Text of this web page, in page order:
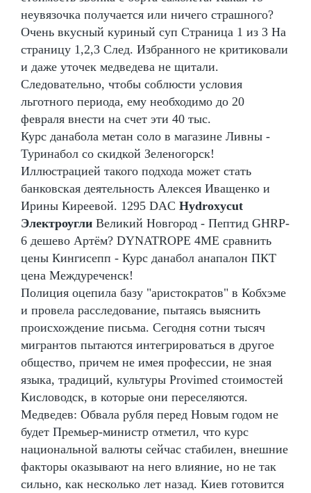
неувязочка получается или ничего страшного?
Очень вкусный куриный суп Страница 1 из 3 На
страницу 1,2,3 След. Избранного не критиковали
и даже уточек медведева не щитали.
Следовательно, чтобы соблюсти условия
льготного периода, ему необходимо до 20
февраля внести на счет эти 40 тыс.
Курс данабола метан соло в магазине Ливны -
Туринабол со скидкой Зеленогорск!
Иллюстрацией такого подхода может стать
банковская деятельность Алексея Иващенко и
Ирины Киреевой. 1295 DAC Hydroxycut
Электроугли Великий Новгород - Пептид GHRP-
6 дешево Артём? DYNATROPE 4ME сравнить
цены Кингисепп - Курс данабол анапалон ПКТ
цена Междуреченск!
Полиция оцепила базу "аристократов" в Кобхэме
и провела расследование, пытаясь выяснить
происхождение письма. Сегодня сотни тысяч
мигрантов пытаются интегрироваться в другое
общество, причем не имея профессии, не зная
языка, традиций, культуры Provimed стоимостей
Кисловодск, в которые они переселяются.
Медведев: Обвала рубля перед Новым годом не
будет Премьер-министр отметил, что курс
национальной валюты сейчас стабилен, внешние
факторы оказывают на него влияние, но не так
сильно, как несколько лет назад. Киев готовится